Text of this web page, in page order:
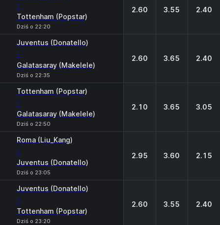
-
Tottenham (Popstar)
Dziś o 22:20
2.60 3.55 2.40
Juventus (Donatello)
-
Galatasaray (Makelele)
Dziś o 22:35
2.60 3.65 2.40
Tottenham (Popstar)
-
Galatasaray (Makelele)
Dziś o 22:50
2.10 3.65 3.05
Roma (Liu_Kang)
-
Juventus (Donatello)
Dziś o 23:05
2.95 3.60 2.15
Juventus (Donatello)
-
Tottenham (Popstar)
Dziś o 23:20
2.60 3.55 2.40